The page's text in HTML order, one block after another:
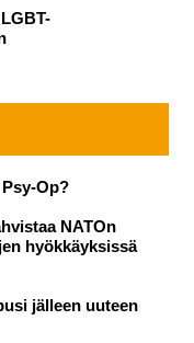
Op?
NATOn
hyökkäyksissä
jälleen uuteen